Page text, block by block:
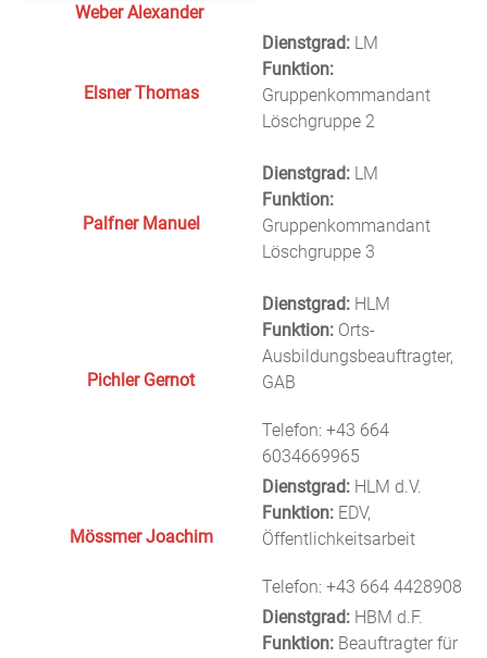
Weber Alexander
Elsner Thomas
Dienstgrad: LM
Funktion:
Gruppenkommandant
Löschgruppe 2
Palfner Manuel
Dienstgrad: LM
Funktion:
Gruppenkommandant
Löschgruppe 3
Pichler Gernot
Dienstgrad: HLM
Funktion: Orts-
Ausbildungsbeauftragter,
GAB
Telefon: +43 664
6034669965
Mössmer Joachim
Dienstgrad: HLM d.V.
Funktion: EDV,
Öffentlichkeitsarbeit
Telefon: +43 664 4428908
Dienstgrad: HBM d.F.
Funktion: Beauftragter für